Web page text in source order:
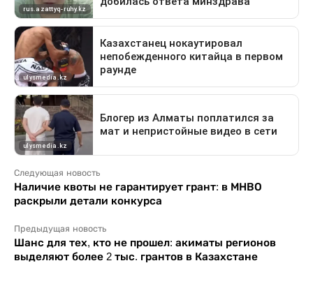
Следующая новость
Наличие квоты не гарантирует грант: в МНВО
раскрыли детали конкурса
Предыдущая новость
Шанс для тех, кто не прошел: акиматы регионов
выделяют более 2 тыс. грантов в Казахстане